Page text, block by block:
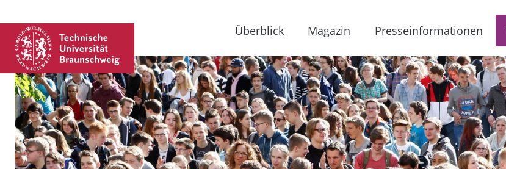
Überblick Magazin Presseinformationen